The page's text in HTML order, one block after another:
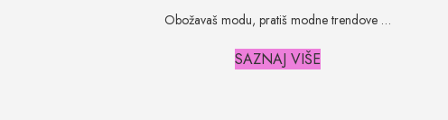
Obožavaš modu, pratiš modne trendove …
SAZNAJ VIŠE